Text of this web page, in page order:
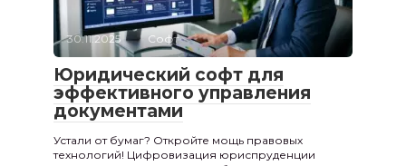
30.11.2025 Софт
Юридический софт для
эффективного управления
документами
Устали от бумаг? Откройте мощь правовых
технологий! Цифровизация юриспруденции